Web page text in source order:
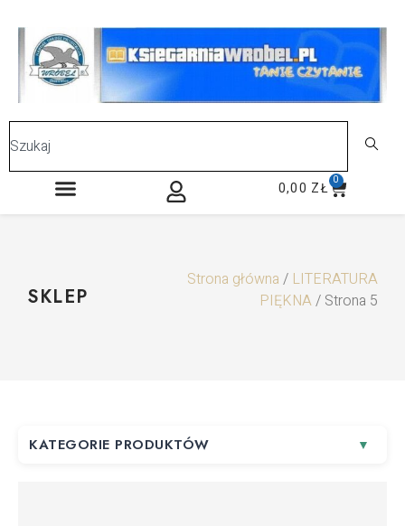
0,00 ZŁ 0
SKLEP
Strona główna / LITERATURA
PIĘKNA/ Strona 5
KATEGORIE PRODUKTÓW